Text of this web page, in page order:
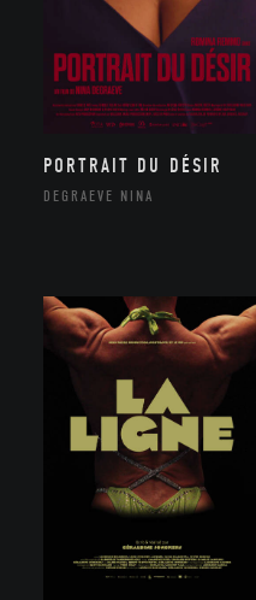
PORTRAIT DU DÉSIR
DEGRAEVE NINA